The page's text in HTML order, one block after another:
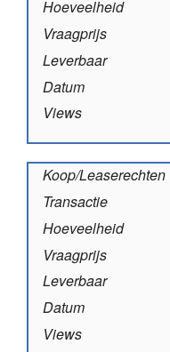
Hoeveelheid
Vraagprijs
Leverbaar
Datum
Views
Koop/Leaserechten
Transactie
Hoeveelheid
Vraagprijs
Leverbaar
Datum
Views